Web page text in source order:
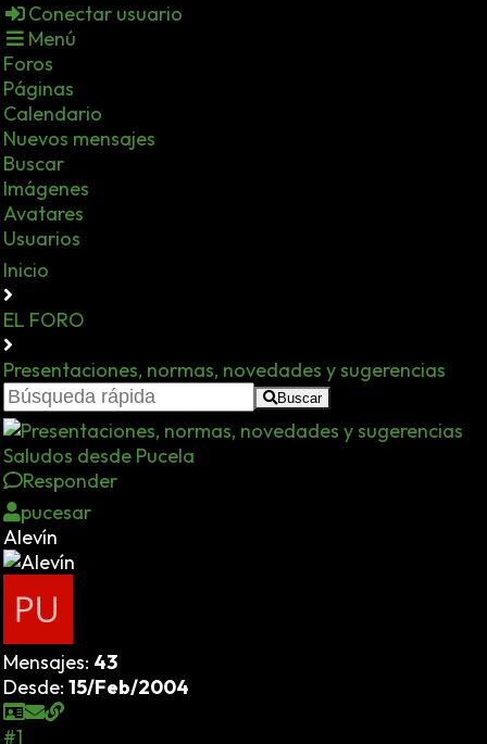
Conectar usuario
Menú
Foros
Páginas
Calendario
Nuevos mensajes
Buscar
Imágenes
Avatares
Usuarios
Inicio
EL FORO
Presentaciones, normas, novedades y sugerencias
Buscar
Saludos desde Pucela
Responder
pucesar
Alevín
Mensajes: 43
Desde: 15/Feb/2004
#1